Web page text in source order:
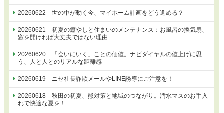
20260622 世の中が動く今、マイホーム計画をどう進める？
20260621 初夏の癒やしと住まいのメンテナンス：お風呂の換気扇、
窓を開ければ大丈夫ではない理由
20260620 「会いにいく」ことの価値。ナビダイヤルの値上げに思
う、人と人とのリアルな距離感
20260619 ニセ社長詐欺メールやLINE誘導にご注意を！
20260618 秋田の初夏、熊対策と地域のつながり。汚水マスのお手入
れで快適な夏を！